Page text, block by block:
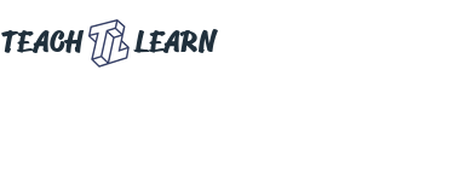
TEACH LEARN